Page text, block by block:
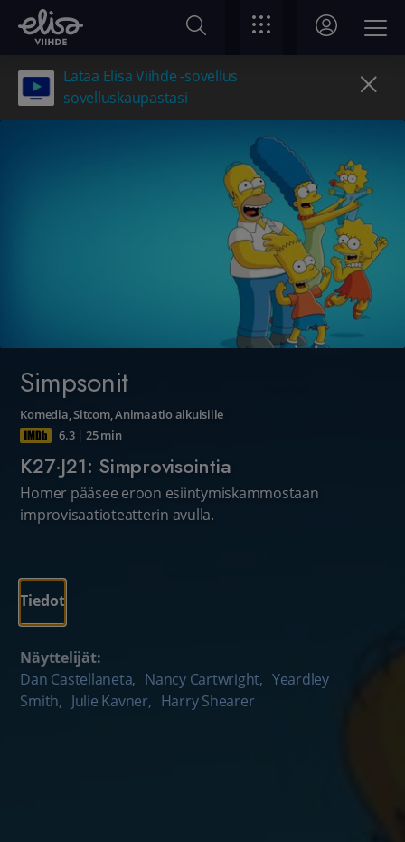
Lataa Elisa Viihde -sovellus
sovelluskaupastasi
Simpsonit
Komedia,Sitcom,Animaatio aikuisille
6.3| 25 min
K27·J21: Simprovisointia
Homer pääsee eroon esiintymiskammostaan
improvisaatioteatterin avulla.
Tiedot
Näyttelijät:
Dan Castellaneta, Nancy Cartwright, Yeardley
Smith, Julie Kavner, Harry Shearer